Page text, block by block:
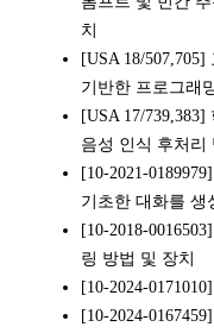
치
[USA 18/
기반한 프로그래
[USA 17/
음성 인식 후처리
[10-2021-
기초한 대화를 생
[10-2018-
링 방법 및 장치
[10-2024-
[10-2024-